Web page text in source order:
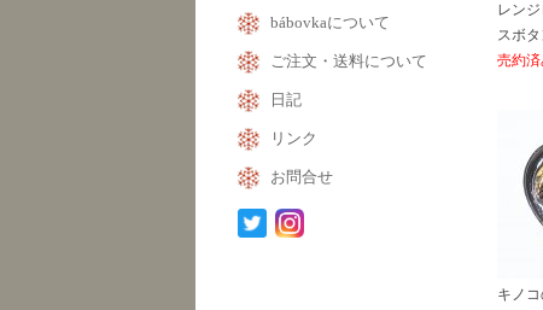
bábovkaについて
ご注文・送料について
日記
リンク
お問合せ
レン
スボタ
売約
キノ